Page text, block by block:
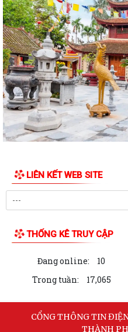
PHÒNG CHỐNG ĐUỐI NƯỚC VÀ
Thông báo Về việc giới thiệu
Chủ tịch Ủy ban nhân dân
Quyết định Về việc ban hành
phường Chu Văn An nhiệm kỳ
Kế hoạch Về phát triển kinh tế -
Thông báo Công khai số điện
Phó Bí thư Đảng uỷ; Chủ tịch,...
2026
Báo cáo Tình hình phát triển
Báo cáo Tình hình phát triển
Báo cáo Tình hình phát triển
nhiệm vụ trọng tâm quý II và...
Báo cáo Tình hình phát triển
vụ trọng tâm 6 tháng cuối năm...
LIÊN KẾT WEB SITE
THỐNG KÊ TRUY CẬP
Đang online: 10
Trong tuần:
17,065
CỔNG THÔNG TIN
THÀNH